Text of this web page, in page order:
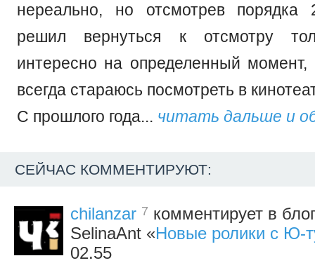
нереально, но отсмотрев порядка
решил вернуться к отсмотру
интересно на определенный
всегда стараюсь посмотреть в
С прошлого года... читать дальше и
СЕЙЧАС КОММЕНТИРУЮТ:
chilanzar 7 комментирует в
SelinaAnt «Новые ролики с Ю-
02.55